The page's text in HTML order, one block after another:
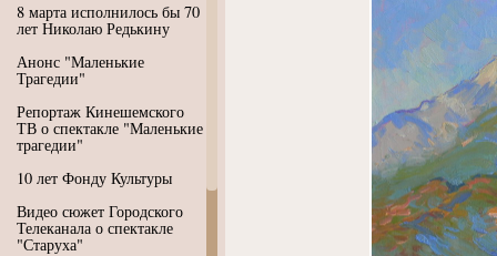
8 марта исполнилось бы 70
лет Николаю Редькину
Анонс "Маленькие
Трагедии"
Репортаж Кинешемского
ТВ о спектакле "Маленькие
трагедии"
10 лет Фонду Культуры
Видео сюжет Городского
Телеканала о спектакле
"Старуха"